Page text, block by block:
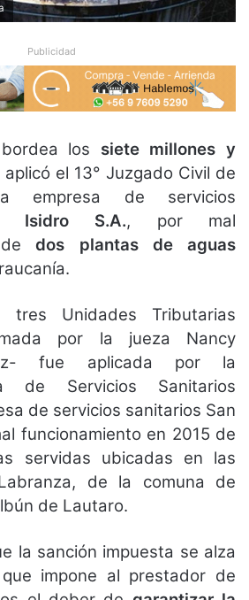
Publicidad
los siete millones y
aplicó el 13° Juzgado Civil de
empresa de servicios
Isidro S.A., por mal
dedos plantas de aguas
Unidades Tributarias
por la jueza Nancy
fue aplicada por la
de Servicios Sanitarios
de servicios sanitarios San
funcionamiento en 2015 de
servidas ubicadas en las
de la comuna de
de Lautaro.
la sanción impuesta se alza
impone al prestador de